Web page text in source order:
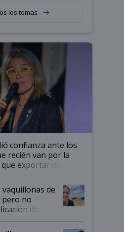
un
en genética y
los temas
confianza ante los
recién van por la
exportar dejó de
"Tenemos un
del gobierno
vaquillonas de
pero no
de